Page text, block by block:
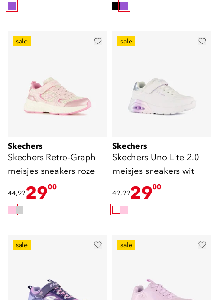
sale
Skechers
Skechers Retro-Graph
meisjes sneakers roze
44,992900
sale
Skechers
Skechers Uno Lite 2.0
meisjes sneakers wit
49,992900
sale sale